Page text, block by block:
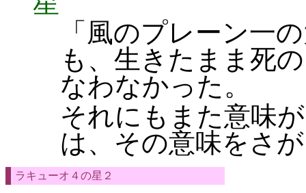
「風のプレーン一
も、生きたまま死
なわなかった。
それにもまた意味
は、その意味をさ
ラキューオ４の星２